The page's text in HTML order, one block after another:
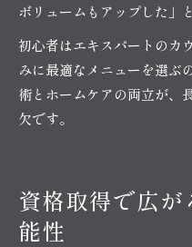
ボリュームもアップした」
初心者はエキスパートのカ
みに最適なメニューを選ぶ
術とホームケアの両立が、
欠です。
資格取得で広
能性